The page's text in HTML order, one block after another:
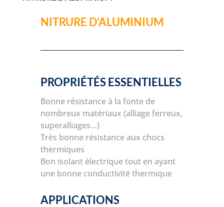
NITRURE D’ALUMINIUM
PROPRIÉTÉS ESSENTIELLES
Bonne résistance à la fonte de
nombreux matériaux (alliage ferreux,
superalliages…)
Très bonne résistance aux chocs
thermiques
Bon isolant électrique tout en ayant
une bonne conductivité thermique
APPLICATIONS